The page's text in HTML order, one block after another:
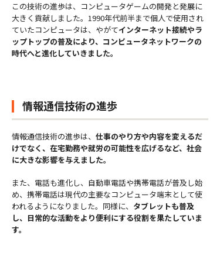
この技術の進歩は、コンピュータゲームの開発と発展に
大きく貢献しました。1990年代前半まで個人で使用され
ていたコンピュータは、やがてインターネット接続やラ
ップトップの普及により、コンピュータネットワークの
時代へと進化していきました。
情報通信技術の進歩
情報通信技術の進歩は、 仕事のやり方や内容を変えるだ
けでなく、在宅勤務や就労の可能性を広げるなど、社会
に大きな影響を与えました。
また、電話も進化し、自動車電話や携帯電話が普及し始
め、携帯電話は現代の主要なコンピュータ端末として使
われるようになりました。同様に、 タブレットも普及
し、日常的な活動をより便利にする役割を果たしていま
す。